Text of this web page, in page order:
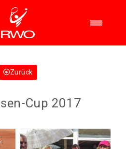
Zurück
Cup 2017